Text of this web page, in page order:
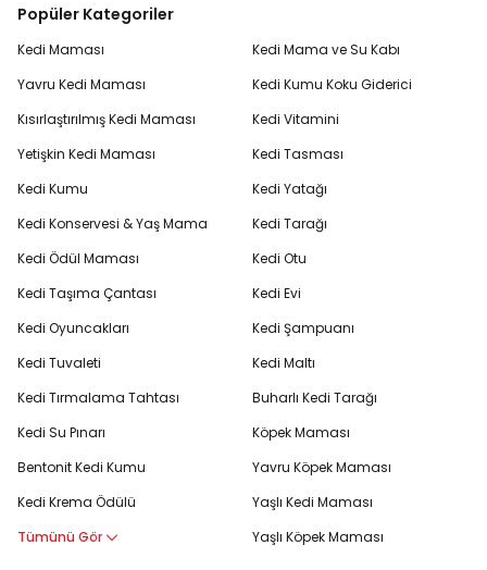
Popüler Kategoriler
Kedi Maması
Yavru Kedi Maması
Kısırlaştırılmış Kedi Maması
Yetişkin Kedi Maması
Kedi Kumu
Kedi Konservesi & Yaş Mama
Kedi Ödül Maması
Kedi Taşıma Çantası
Kedi Oyuncakları
Kedi Tuvaleti
Kedi Tırmalama Tahtası
Kedi Su Pınarı
Bentonit Kedi Kumu
Kedi Krema Ödülü
Tümünü Gör
Kedi Mama ve Su Kabı
Kedi Kumu Koku Giderici
Kedi Vitamini
Kedi Tasması
Kedi Yatağı
Kedi Tarağı
Kedi Otu
Kedi Evi
Kedi Şampuanı
Kedi Maltı
Buharlı Kedi Tarağı
Köpek Maması
Yavru Köpek Maması
Yaşlı Kedi Maması
Yaşlı Köpek Maması